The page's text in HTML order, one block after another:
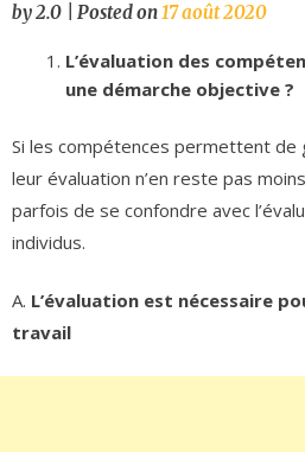
by2.0 Posted on17 août 2020
L’évaluation des
une démarche objective ?
Si les compétences permettent de
leur évaluation n’en reste pas
parfois de se confondre avec
individus.
A. L’évaluation est nécessaire
travail